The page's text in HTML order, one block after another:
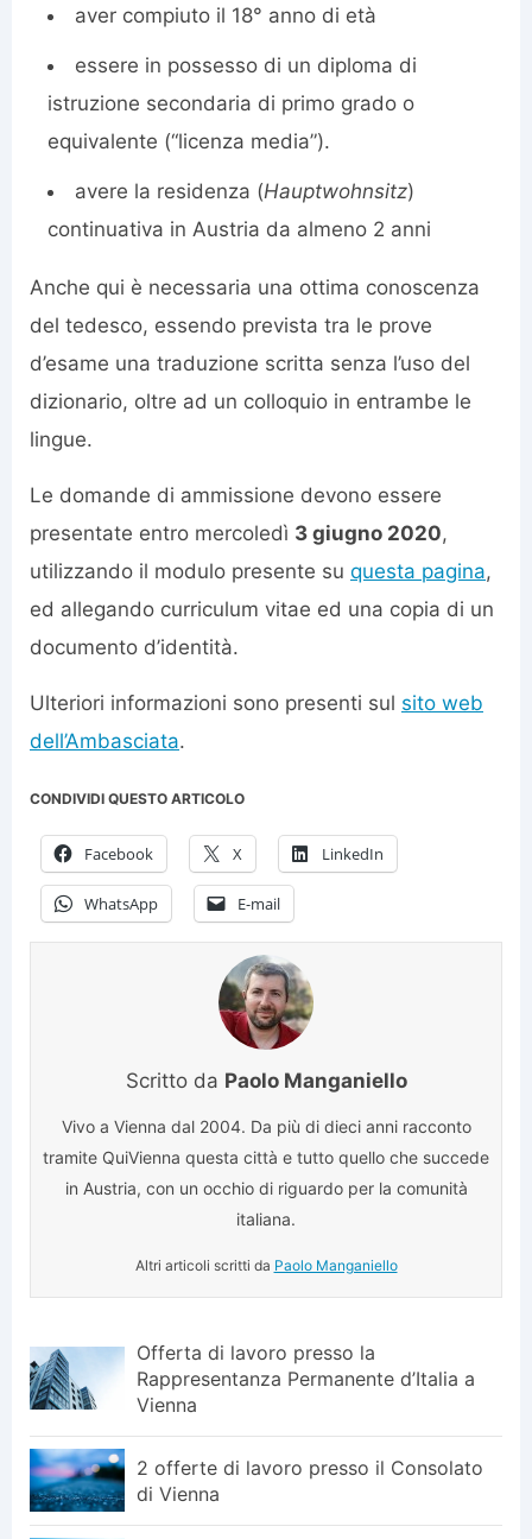
aver compiuto il 18° anno di età
essere in possesso di un diploma di
istruzione secondaria di primo grado o
equivalente (“licenza media”).
avere la residenza (Hauptwohnsitz)
continuativa in Austria da almeno 2 anni
Anche qui è necessaria una ottima conoscenza
del tedesco, essendo prevista tra le prove
d’esame una traduzione scritta senza l’uso del
dizionario, oltre ad un colloquio in entrambe le
lingue.
Le domande di ammissione devono essere
presentate entro mercoledì 3 giugno 2020,
utilizzando il modulo presente su questa pagina,
ed allegando curriculum vitae ed una copia di un
documento d’identità.
Ulteriori informazioni sono presenti sul sito web
dell’Ambasciata.
CONDIVIDI QUESTO ARTICOLO
Facebook X LinkedIn
WhatsApp E-mail
Scritto da Paolo Manganiello
Vivo a Vienna dal 2004. Da più di dieci anni racconto
tramite QuiVienna questa città e tutto quello che succede
in Austria, con un occhio di riguardo per la comunità
italiana.
Altri articoli scritti da Paolo Manganiello
Offerta di lavoro presso la
Rappresentanza Permanente d’Italia a
Vienna
2 offerte di lavoro presso il Consolato
di Vienna